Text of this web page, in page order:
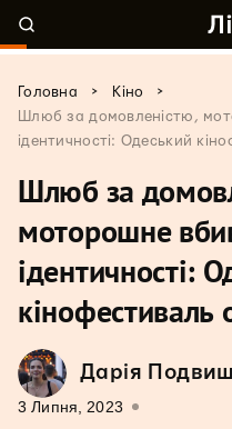
Головна > Кіно
>
Шлюб за домовленістю,
ідентичності: Одеський
Шлюб за
моторошне
ідентичності:
кінофестиваль
Дарія
3 Липня, 2023